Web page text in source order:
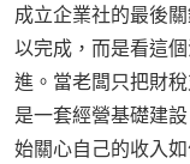
成立企業社的最後
以完成，而是看這
進。當老闆只把財
是一套經營基礎建
始關心自己的收入